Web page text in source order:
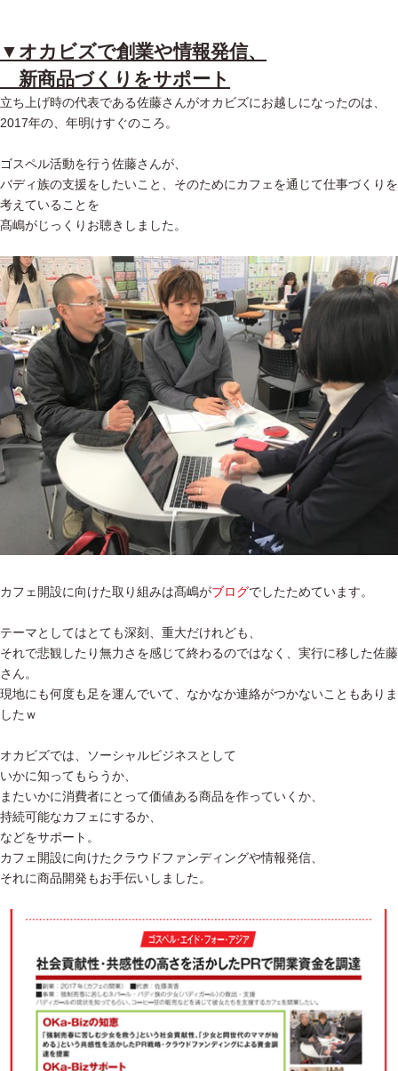
▼オカビズで創業や情報発信、
新商品づくりをサポート
立ち上げ時の代表である佐藤さんがオカビズにお越しになったのは、
2017年の、年明けすぐのころ。
ゴスペル活動を行う佐藤さんが、
バディ族の支援をしたいこと、そのためにカフェを通じて仕事づくりを
考えていることを
髙嶋がじっくりお聴きしました。
カフェ開設に向けた取り組みは髙嶋がブログでしたためています。
テーマとしてはとても深刻、重大だけれども、
それで悲観したり無力さを感じて終わるのではなく、実行に移した佐藤
さん。
現地にも何度も足を運んでいて、なかなか連絡がつかないこともありま
したｗ
オカビズでは、ソーシャルビジネスとして
いかに知ってもらうか、
またいかに消費者にとって価値ある商品を作っていくか、
持続可能なカフェにするか、
などをサポート。
カフェ開設に向けたクラウドファンディングや情報発信、
それに商品開発もお手伝いしました。